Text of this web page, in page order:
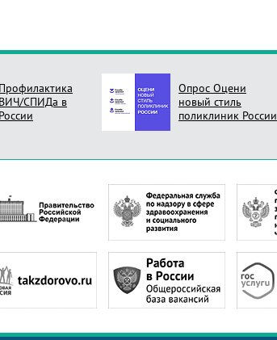
Профилактика
ВИЧ/СПИДа в
России
Опрос Оцени
новый стиль
поликлиник России